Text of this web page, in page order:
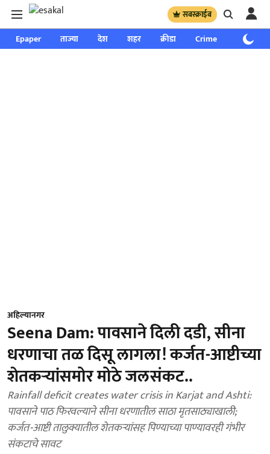
सबस्क्राईब
Epaper ताज्या देश शहर क्रीडा Crime साप्ताहिक
अहिल्यानगर
Seena Dam: पावसाने दिली दडी, सीना
धरणाचा तळ दिसू लागला! कर्जत-आष्टीच्या
शेतकऱ्यांसमोर मोठे जलसंकट..
Rainfall deficit creates water crisis in Karjat and Ashti:
पावसाने पाठ फिरवल्याने सीना धरणातील साठा मृतसाठ्याखाली;
कर्जत-आष्टी तालुक्यातील शेतकऱ्यांसह पिण्याच्या पाण्यावरही गंभीर
संकटाचे सावट